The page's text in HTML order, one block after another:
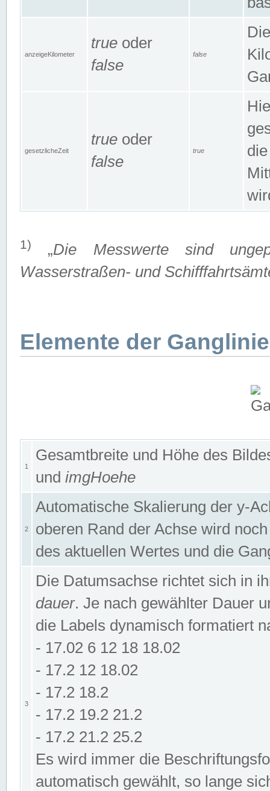
anzeigeKilometer
true oder
false
false
gesetzlicheZeit
true oder
false
true
1) „Die Messwerte sind
Wasserstraßen- und
Elemente der
1
Gesamtbreite und Höhe des
und imgHoehe
2
Automatische Skalierung der y-
oberen Rand der Achse wird
des aktuellen Wertes und die
3
Die Datumsachse richtet sich in
dauer. Je nach gewählter Dauer
die Labels dynamisch formatiert
- 17.02 6 12 18 18.02
- 17.2 12 18.02
- 17.2 18.2
- 17.2 19.2 21.2
- 17.2 21.2 25.2
Es wird immer die
automatisch gewählt, so lange